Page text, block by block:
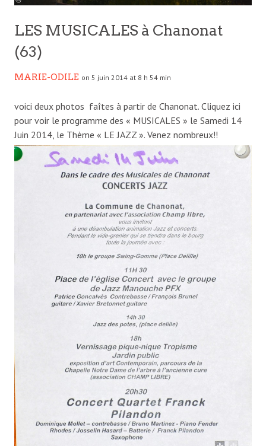
LES MUSICALES à Chanonat
(63)
MARIE-ODILE on 5 juin 2014 at 8 h 54 min
voici deux photos faîtes à partir de Chanonat. Cliquez ici
pour voir le programme des « MUSICALES » le Samedi 14
Juin 2014, le Thème « LE JAZZ ». Venez nombreux!!